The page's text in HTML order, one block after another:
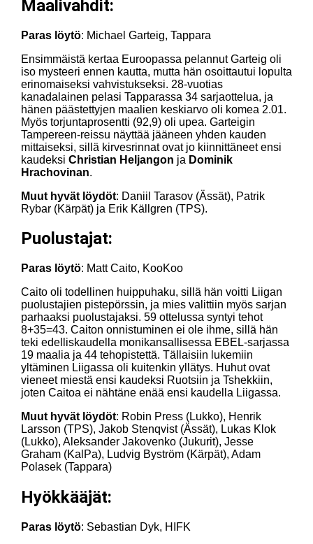
Maalivahdit:
Paras löytö: Michael Garteig, Tappara
Ensimmäistä kertaa Euroopassa pelannut Garteig oli
iso mysteeri ennen kautta, mutta hän osoittautui lopulta
erinomaiseksi vahvistukseksi. 28-vuotias
kanadalainen pelasi Tapparassa 34 sarjaottelua, ja
hänen päästettyjen maalien keskiarvo oli komea 2.01.
Myös torjuntaprosentti (92,9) oli upea. Garteigin
Tampereen-reissu näyttää jääneen yhden kauden
mittaiseksi, sillä kirvesrinnat ovat jo kiinnittäneet ensi
kaudeksi Christian Heljangon ja Dominik
Hrachovinan.
Muut hyvät löydöt: Daniil Tarasov (Ässät), Patrik
Rybar (Kärpät) ja Erik Källgren (TPS).
Puolustajat:
Paras löytö: Matt Caito, KooKoo
Caito oli todellinen huippuhaku, sillä hän voitti Liigan
puolustajien pistepörssin, ja mies valittiin myös sarjan
parhaaksi puolustajaksi. 59 ottelussa syntyi tehot
8+35=43. Caiton onnistuminen ei ole ihme, sillä hän
teki edelliskaudella monikansallisessa EBEL-sarjassa
19 maalia ja 44 tehopistettä. Tällaisiin lukemiin
yltäminen Liigassa oli kuitenkin yllätys. Huhut ovat
vieneet miestä ensi kaudeksi Ruotsiin ja Tshekkiin,
joten Caitoa ei nähtäne enää ensi kaudella Liigassa.
Muut hyvät löydöt: Robin Press (Lukko), Henrik
Larsson (TPS), Jakob Stenqvist (Ässät), Lukas Klok
(Lukko), Aleksander Jakovenko (Jukurit), Jesse
Graham (KalPa), Ludvig Byström (Kärpät), Adam
Polasek (Tappara)
Hyökkääjät:
Paras löytö: Sebastian Dyk, HIFK